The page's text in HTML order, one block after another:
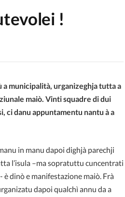
!
a municipalità, urganizeghja tutta a
maiò. Vinti squadre di dui
ci danu appuntamentu nantu à a
in manu dapoi dighjà parechji
l’isula –ma sopratuttu cuncentrati
è dinò e manifestazione maiò. Frà
dapoi qualchì annu da a